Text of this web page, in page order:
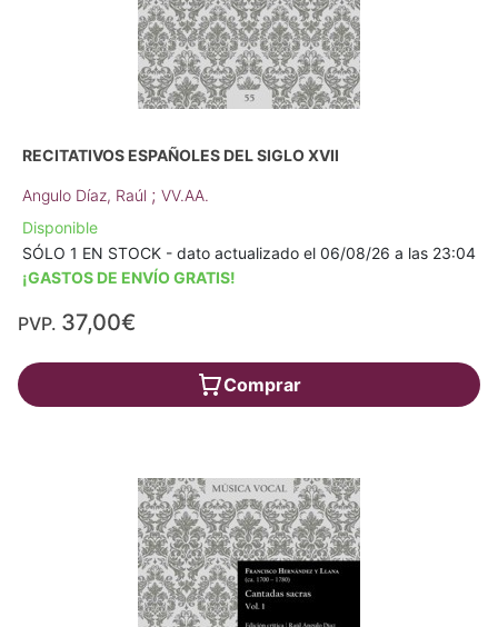
RECITATIVOS ESPAÑOLES DEL SIGLO XVII
Angulo Díaz, Raúl ; VV.AA.
Disponible
SÓLO 1 EN STOCK - dato actualizado el 06/08/26 a las 23:04
¡GASTOS DE ENVÍO GRATIS!
PVP. 37,00€
Comprar